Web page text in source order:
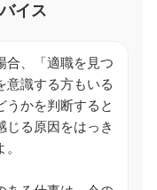
イス
合、「適職を見つ
意識する方もいる
うかを判断すると
じる原因をはっき